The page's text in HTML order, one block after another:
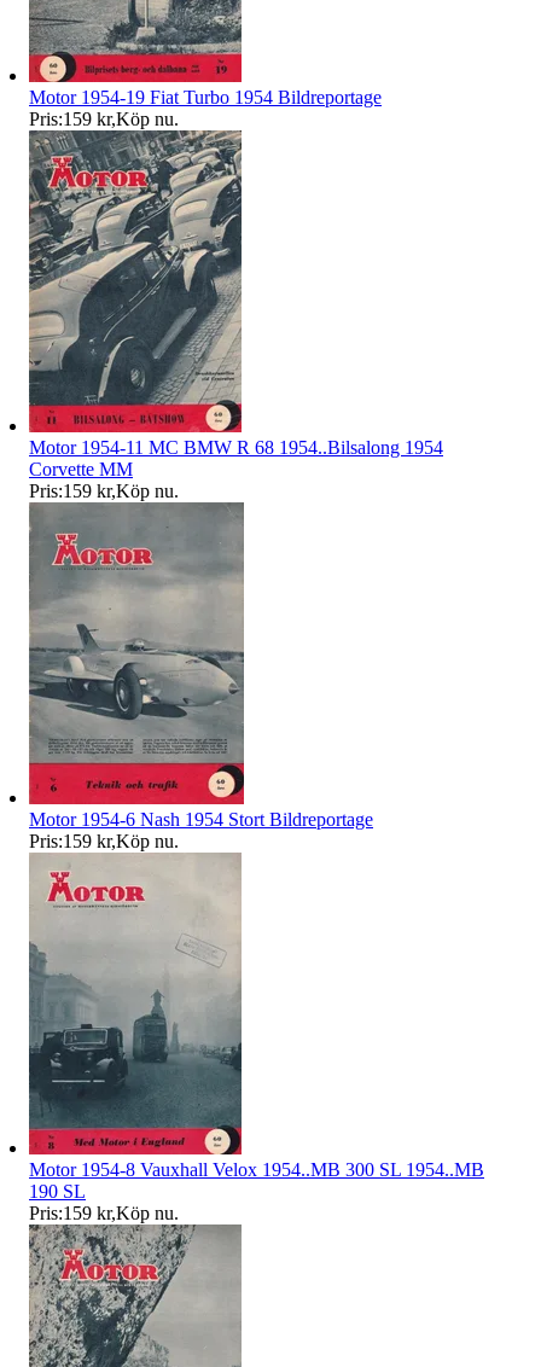
Motor 1954-19 Fiat Turbo 1954 Bildreportage
Pris:159 kr,Köp nu.
Motor 1954-11 MC BMW R 68 1954..Bilsalong 1954
Corvette MM
Pris:159 kr,Köp nu.
Motor 1954-6 Nash 1954 Stort Bildreportage
Pris:159 kr,Köp nu.
Motor 1954-8 Vauxhall Velox 1954..MB 300 SL 1954..MB
190 SL
Pris:159 kr,Köp nu.